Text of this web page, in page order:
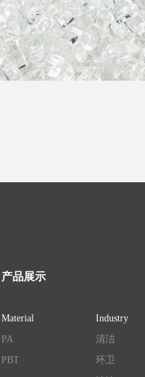
产品展示
Material
PA
PBT
Industry
清洁
环卫